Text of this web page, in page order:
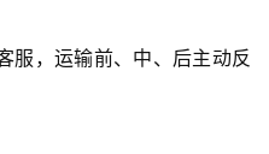
服，运输前、中、后主动反